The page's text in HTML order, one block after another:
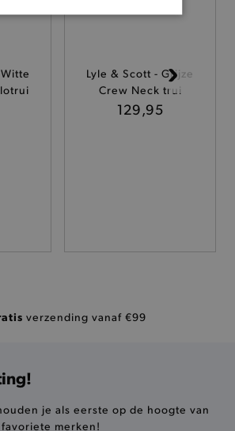
Lyle & Scott - Grijze
Crew Neck trui
129,95
verzending vanaf €99
je als eerste op de hoogte van
merken!
COOKIES
bezoekersinformatie, maar